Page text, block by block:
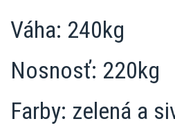
Váha: 240kg
Nosnosť: 220kg
Farby: zelená a